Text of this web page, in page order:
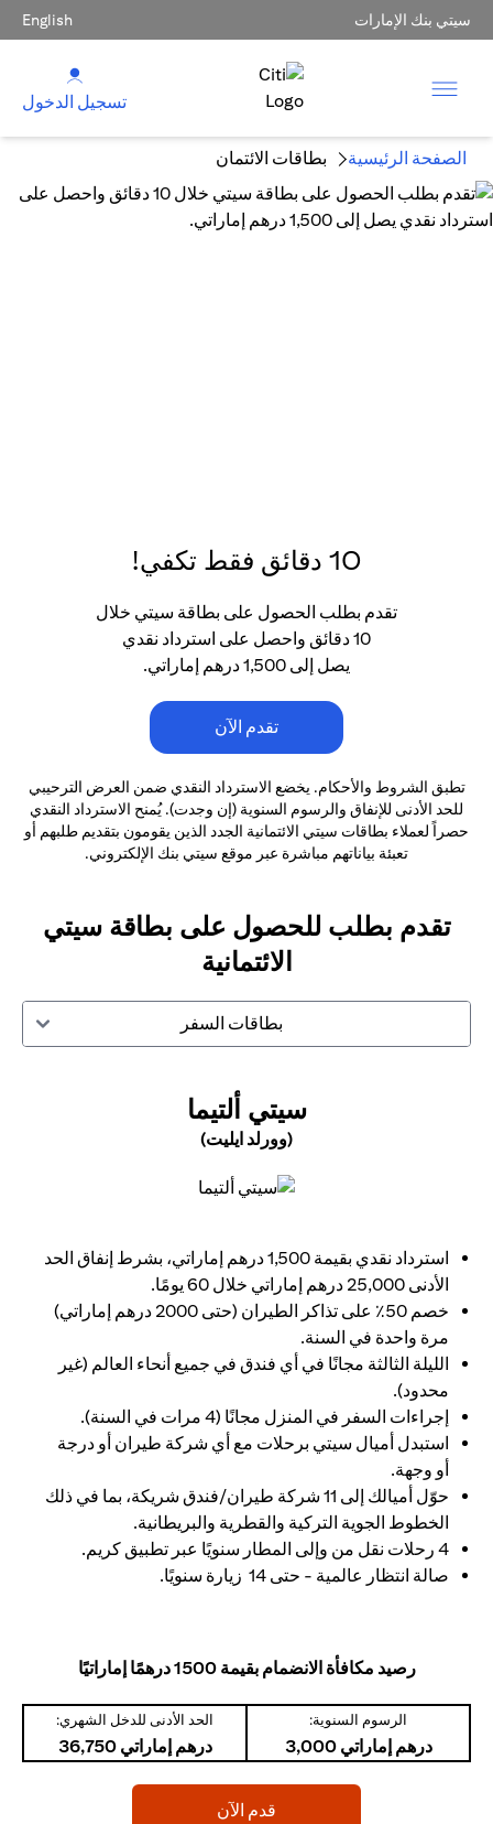
سيتي بنك الإمارات English
تسجيل الدخول
الصفحة الرئيسية بطاقات الائتمان
10 دقائق فقط تكفي!
تقدم بطلب الحصول على بطاقة سيتي خلال
10 دقائق واحصل على استرداد نقدي
يصل إلى 1,500 درهم إماراتي.
تقدم الآن
تطبق الشروط والأحكام. يخضع الاسترداد النقدي ضمن العرض الترحيبي
للحد الأدنى للإنفاق والرسوم السنوية (إن وجدت). يُمنح الاسترداد النقدي
حصراً لعملاء بطاقات سيتي الائتمانية الجدد الذين يقومون بتقديم طلبهم أو
تعبئة بياناتهم مباشرة عبر موقع سيتي بنك الإلكتروني.
تقدم بطلب للحصول على بطاقة سيتي
الائتمانية
بطاقات السفر
سيتي ألتيما
(وورلد ايليت)
استرداد نقدي بقيمة 1,500 درهم إماراتي، بشرط إنفاق الحد
الأدنى 25,000 درهم إماراتي خلال 60 يومًا.
خصم 50٪ على تذاكر الطيران (حتى 2000 درهم إماراتي)
مرة واحدة في السنة.
الليلة الثالثة مجانًا في أي فندق في جميع أنحاء العالم (غير
محدود).
إجراءات السفر في المنزل مجانًا (4 مرات في السنة).
استبدل أميال سيتي برحلات مع أي شركة طيران أو درجة
أو وجهة.
حوّل أميالك إلى 11 شركة طيران/فندق شريكة، بما في ذلك
الخطوط الجوية التركية والقطرية والبريطانية.
4 رحلات نقل من وإلى المطار سنويًا عبر تطبيق كريم.
صالة انتظار عالمية - حتى 14 زيارة سنويًا.
رصيد مكافأة الانضمام بقيمة 1500 درهمًا إماراتيًا
الرسوم السنوية:
درهم إماراتي 3,000
الحد الأدنى للدخل الشهري:
درهم إماراتي 36,750
قدم الآن